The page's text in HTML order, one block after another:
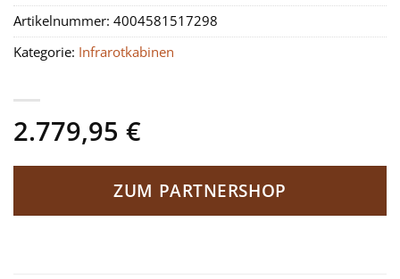
2.779,95 €
ZUM PARTNERSHOP
Artikelnummer: 4004581517298
Kategorie: Infrarotkabinen